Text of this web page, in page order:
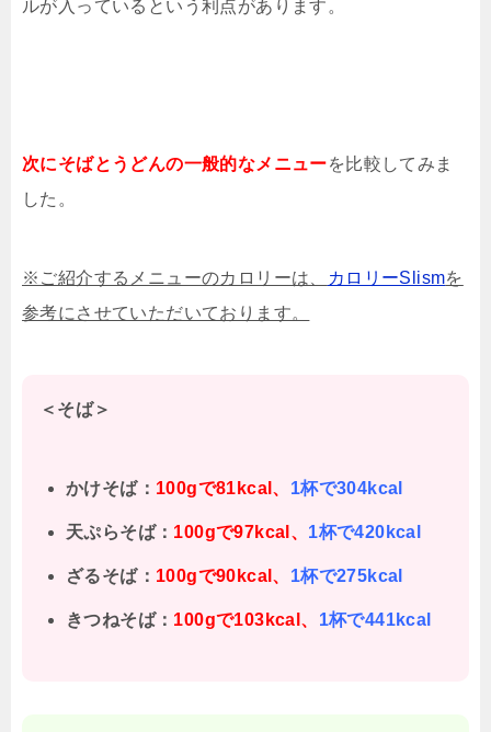
ルが入っているという利点があります 。
次にそばとうどんの一般的なメニューを比較してみま
した。
※ご紹介するメニューのカロリーは、 カロリーSlismを
参考にさせていただいております。
＜そば＞
かけそば： 100gで81kcal、 1杯で304kcal
天ぷらそば： 100gで97kcal、 1杯で420kcal
ざるそば： 100gで90kcal、 1杯で275kcal
きつねそば： 100gで103kcal、 1杯で441kcal